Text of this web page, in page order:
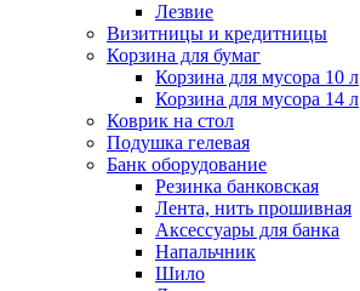
Лезвие
Визитницы и кредитницы
Корзина для бумаг
Корзина для мусора 10 л
Корзина для мусора 14 л
Коврик на стол
Подушка гелевая
Банк оборудование
Резинка банковская
Лента, нить прошивная
Аксессуары для банка
Напальчник
Шило